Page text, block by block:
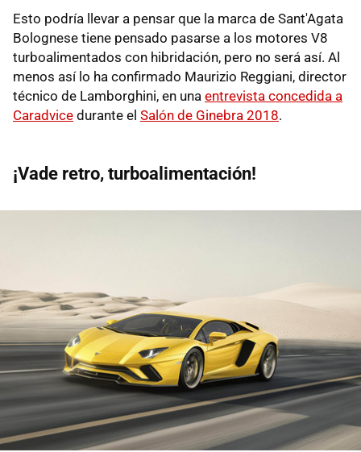
Esto podría llevar a pensar que la marca de Sant'Agata
Bolognese tiene pensado pasarse a los motores V8
turboalimentados con hibridación, pero no será así. Al
menos así lo ha confirmado Maurizio Reggiani, director
técnico de Lamborghini, en una entrevista concedida a
Caradvice durante el Salón de Ginebra 2018.
¡Vade retro, turboalimentación!